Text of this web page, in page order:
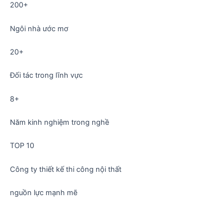
200+
Ngôi nhà ước mơ
20+
Đối tác trong lĩnh vực
8+
Năm kinh nghiệm trong nghề
TOP 10
Công ty thiết kế thi công nội thất
nguồn lực mạnh mẽ